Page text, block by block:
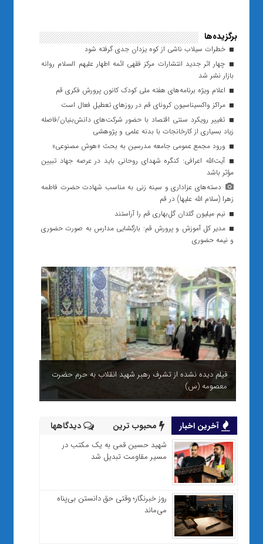
برگزیده‌ها
خطرات سیلاب ناشی از کوه یزدان جدی گرفته شود
چهار اثر جدید انتشارات مرکز فقهی ائمه اطهار علیهم السلام روانه
بازار نشر شد
اعلام ویژه‌ برنامه‌های هفته ملی کودک کانون پرورش فکری قم
مراکز واکسیناسیون کرونای قم در روزهای تعطیل فعال است
تغییر رویکرد سنتی اقتصاد با حضور شرکت‌های دانش‌بنیان/فاصله
زیاد بسیاری از کارخانجات با بدنه علمی و پژوهشی
ورود مجمع عمومی جامعه مدرسین به بحث «هوش مصنوعی»
آیت‌الله اعرافی: کنگره شهدای روحانی باید در عرصه جهاد تبیین
مؤثر باشد
دسته‌های عزاداری و سینه زنی به مناسب شهادت حضرت فاطمه
زهرا (سلام الله علیها) در قم
نیم میلیون گلدان گل‌بهاری قم را آراستند
مدیر کل آموزش و پرورش قم: بازگشایی مدارس به صورت حضوری
و نیمه حضوری
فیلم دیده نشده از تشرف رهبر شهید انقلاب به حرم حضرت
معصومه (س)
آخرین اخبار محبوب ترین دیدگاهها
شهید حسین قمی به یک مکتب در
مسیر مقاومت تبدیل شد
روز خبرنگار؛ وقتی حق دانستن بی‌پناه
می‌ماند